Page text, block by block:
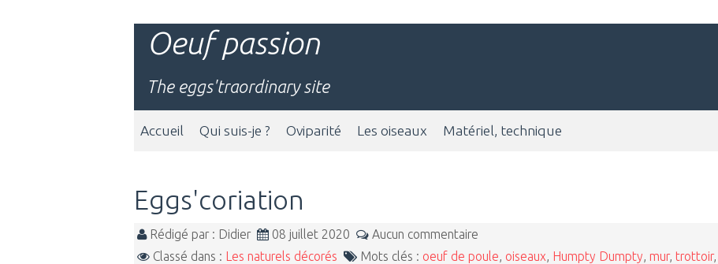
Oeuf passion
The eggs'traordinary site
Accueil Qui suis-je ? Oviparité Les oiseaux Matériel, technique
Eggs'coriation
Rédigé par : Didier 08 juillet 2020
Aucun commentaire
Classé dans : Les naturels décorés Mots clés : oeuf de poule oiseaux Humpty Dumpty mur, trottoir,